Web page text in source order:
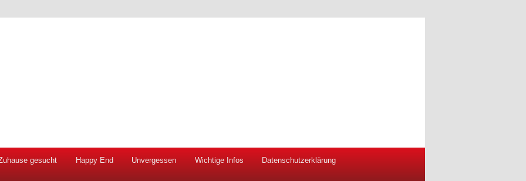
gesucht Happy End Unvergessen Wichtige Infos Datenschutzerklärung